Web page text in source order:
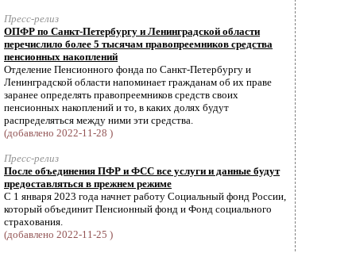
Пресс-релиз
ОПФР по Санкт-Петербургу и Ленинградской области
перечислило более 5 тысячам правопреемников средства
пенсионных накоплений
Отделение Пенсионного фонда по Санкт-Петербургу и
Ленинградской области напоминает гражданам об их праве
заранее определять правопреемников средств своих
пенсионных накоплений и то, в каких долях будут
распределяться между ними эти средства.
(добавлено 2022-11-28 )
Пресс-релиз
После объединения ПФР и ФСС все услуги и данные будут
предоставляться в прежнем режиме
С 1 января 2023 года начнет работу Социальный фонд России,
который объединит Пенсионный фонд и Фонд социального
страхования.
(добавлено 2022-11-25 )